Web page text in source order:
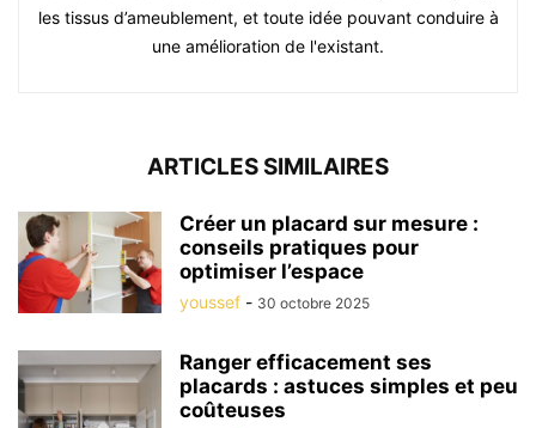
les tissus d’ameublement, et toute idée pouvant conduire à
une amélioration de l'existant.
ARTICLES SIMILAIRES
Créer un placard sur mesure :
conseils pratiques pour
optimiser l’espace
youssef - 30 octobre 2025
Ranger efficacement ses
placards : astuces simples et peu
coûteuses